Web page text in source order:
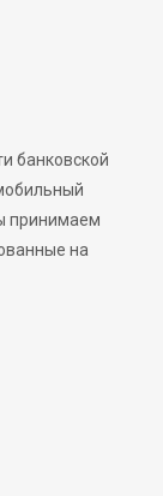
банковской
принимаем
на